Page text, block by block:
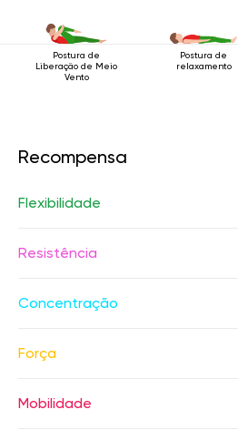
Postura de
Liberação de Meio
Vento
Postura de
relaxamento
Recompensa
Flexibilidade
Resistência
Concentração
Força
Mobilidade